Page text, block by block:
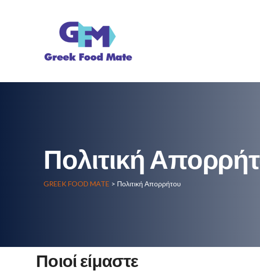
Πολιτική
GREEK FOOD MATE > Πολιτική Απορρήτου
Ποιοί είμαστε